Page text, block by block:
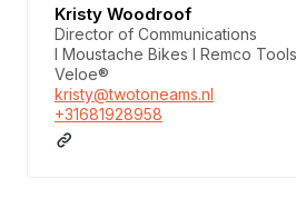
Kristy Woodroof
Director of Communications
I Moustache Bikes I Remco
Veloe®
kristy@twotoneams.nl
+31681928958